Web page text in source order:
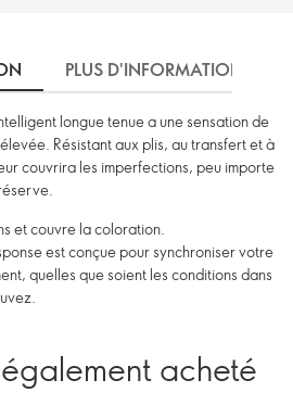
PLUS D'INFORMATIONS
longue tenue a une sensation de
Résistant aux plis, au transfert et à
couvrira les imperfections, peu importe
et couvre la coloration.
est conçue pour synchroniser votre
quelles que soient les conditions dans
acheté